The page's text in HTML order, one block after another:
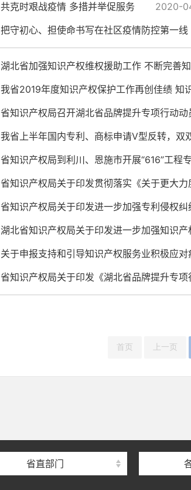
共克时艰战疫情 多措并举促服务
2020-
把守初心、担使命书写在社区疫情防控第一线
湖北省加强知识产权维权援助工作 不断完善
我省2019年度知识产权保护工作再创佳绩 知
省知识产权局召开湖北省品牌提升专项行动动
我省上半年国内专利、商标申请V型反转，双
省知识产权局到利川、恩施市开展“616”工程
省知识产权局关于印发贯彻落实《关于更大
省知识产权局关于印发进一步加强专利侵权
湖北省知识产权局关于印发进一步加强知识
关于申报支持和引导知识产权服务业积极应
省知识产权局关于印发《湖北省品牌提升专
首页 上一页
省直部门